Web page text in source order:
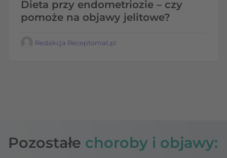
Dieta przy endometriozie – czy
pomoże na objawy jelitowe?
Redakcja Receptomat.pl
Pozostałe choroby i objawy: